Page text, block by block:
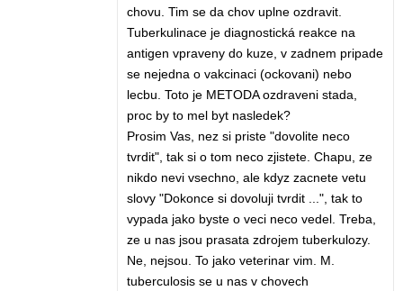
chovu. Tim se da chov uplne ozdravit.
Tuberkulinace je diagnostická reakce na
antigen vpraveny do kuze, v zadnem pripade
se nejedna o vakcinaci (ockovani) nebo
lecbu. Toto je METODA ozdraveni stada,
proc by to mel byt nasledek?
Prosim Vas, nez si priste "dovolite neco
tvrdit", tak si o tom neco zjistete. Chapu, ze
nikdo nevi vsechno, ale kdyz zacnete vetu
slovy "Dokonce si dovoluji tvrdit ...", tak to
vypada jako byste o veci neco vedel. Treba,
ze u nas jsou prasata zdrojem tuberkulozy.
Ne, nejsou. To jako veterinar vim. M.
tuberculosis se u nas v chovech